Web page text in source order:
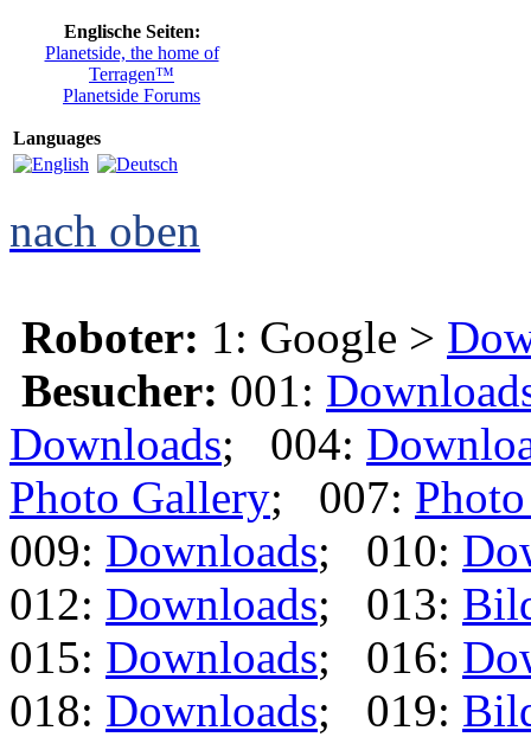
Englische Seiten:
Planetside, the home of
Terragen™
Planetside Forums
Languages
nach oben
Roboter: 1: Google >
Besucher: 001:
Downloads; 004:
Photo Gallery; 007:
009: Downloads; 010:
012: Downloads; 013:
015: Downloads; 016:
018: Downloads; 019: